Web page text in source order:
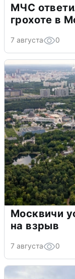
МЧС
грохоте в
7 августа 0
Москвичи
на взрыв
7 августа 0